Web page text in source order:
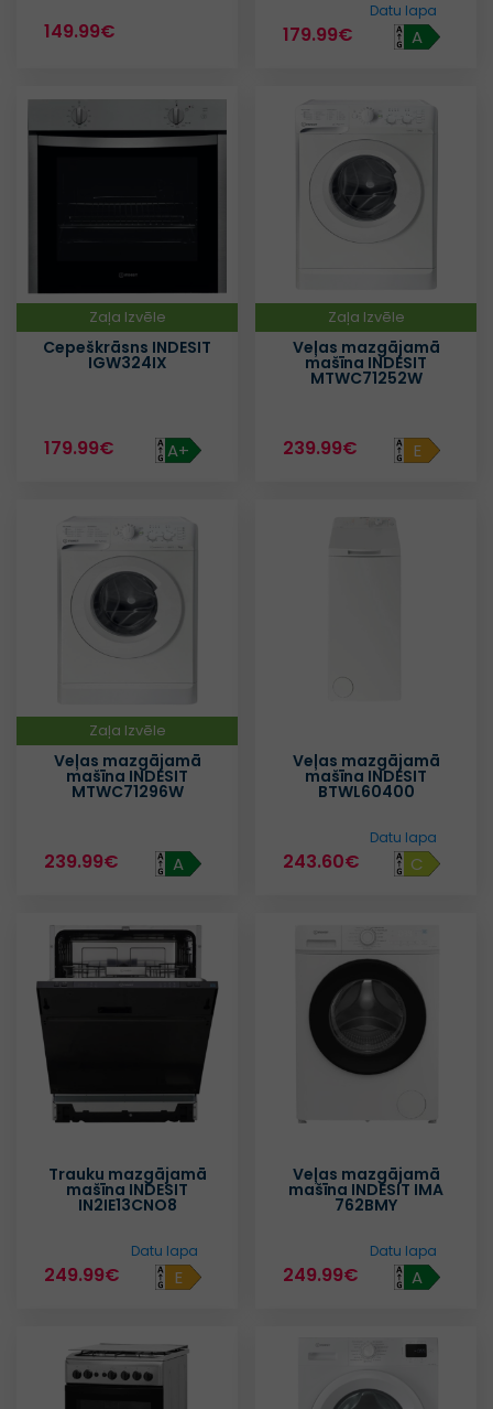
149.99€ 179.99€ A
Datu lapa
Zaļa Izvēle
Cepeškrāsns INDESIT
IGW324IX
179.99€ A+
Zaļa Izvēle
Veļas mazgājamā
mašīna INDESIT
MTWC71252W
239.99€ E
Zaļa Izvēle
Veļas mazgājamā
mašīna INDESIT
MTWC71296W
239.99€ A
Veļas mazgājamā
mašīna INDESIT
BTWL60400
243.60€ C
Datu lapa
Trauku mazgājamā
mašīna INDESIT
IN2IE13CNO8
249.99€ E
Datu lapa
Veļas mazgājamā
mašīna INDESIT IMA
762BMY
249.99€ A
Datu lapa